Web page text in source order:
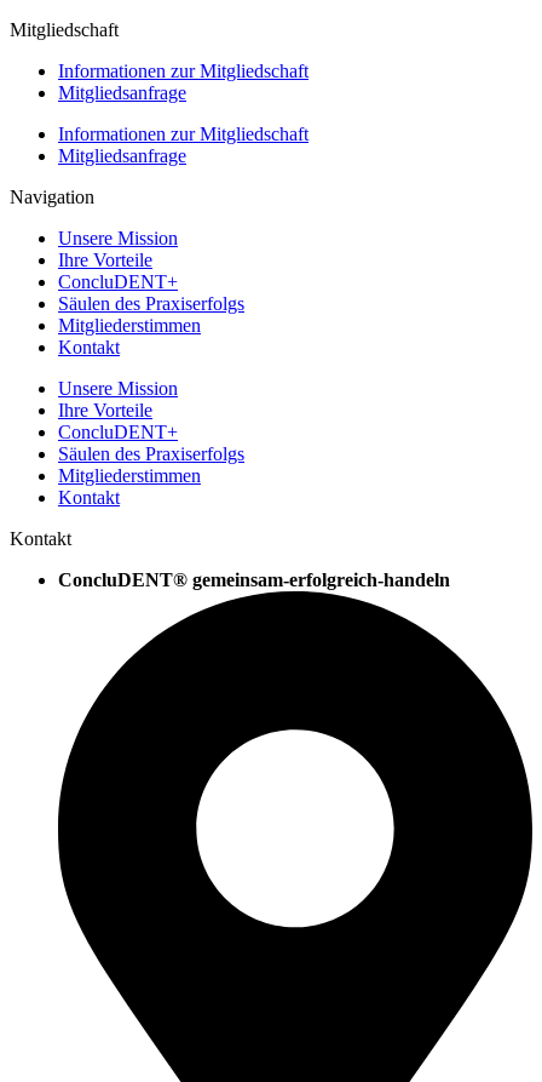
Mitgliedschaft
Informationen zur Mitgliedschaft
Mitgliedsanfrage
Informationen zur Mitgliedschaft
Mitgliedsanfrage
Navigation
Unsere Mission
Ihre Vorteile
ConcluDENT+
Säulen des Praxiserfolgs
Mitgliederstimmen
Kontakt
Unsere Mission
Ihre Vorteile
ConcluDENT+
Säulen des Praxiserfolgs
Mitgliederstimmen
Kontakt
Kontakt
ConcluDENT® gemeinsam-erfolgreich-handeln